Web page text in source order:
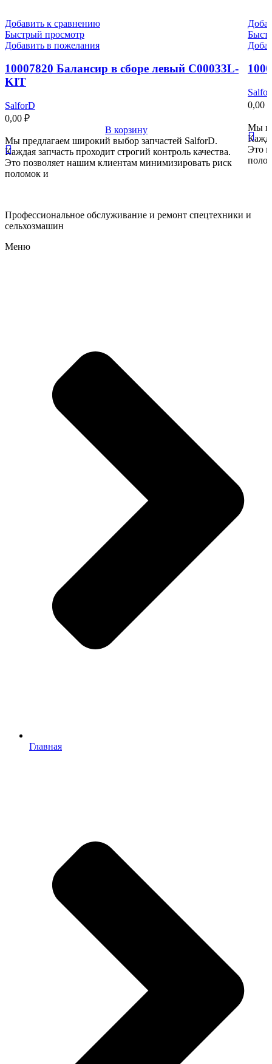
Добавить к сравнению
Быстрый просмотр
Добавить в пожелания
10007820 Балансир в сборе левый C00033L-
KIT
SalforD
0,00 ₽
В корзину
Мы предлагаем широкий выбор запчастей SalforD.
Каждая запчасть проходит строгий контроль качества.
Это позволяет нашим клиентам минимизировать риск
поломок и
0,00
Мы
Это
Профессиональное обслуживание и ремонт спецтехники и
сельхозмашин
Меню
Главная